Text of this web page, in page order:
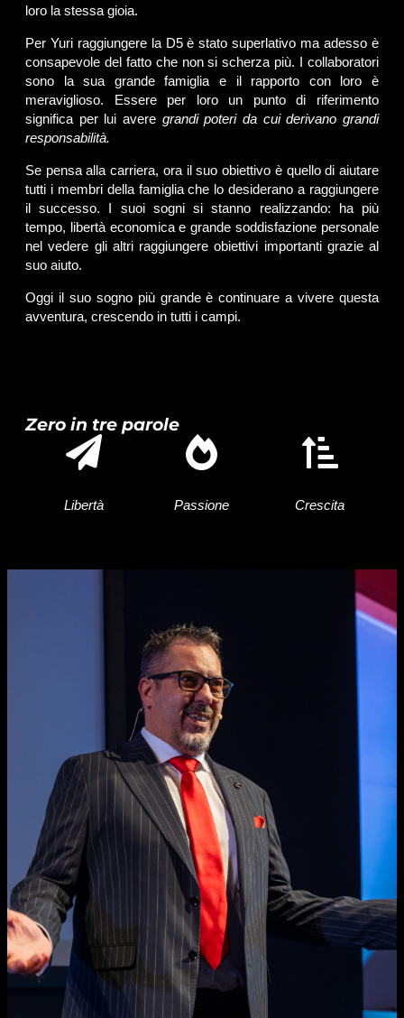
loro la stessa gioia.
Per Yuri raggiungere la D5 è stato superlativo ma adesso è
consapevole del fatto che non si scherza più. I collaboratori
sono la sua grande famiglia e il rapporto con loro è
meraviglioso. Essere per loro un punto di riferimento
significa per lui avere grandi poteri da cui derivano grandi
responsabilità.
Se pensa alla carriera, ora il suo obiettivo è quello di aiutare
tutti i membri della famiglia che lo desiderano a raggiungere
il successo. I suoi sogni si stanno realizzando: ha più
tempo, libertà economica e grande soddisfazione personale
nel vedere gli altri raggiungere obiettivi importanti grazie al
suo aiuto.
Oggi il suo sogno più grande è continuare a vivere questa
avventura, crescendo in tutti i campi.
Zero in tre parole
Libertà Passione Crescita